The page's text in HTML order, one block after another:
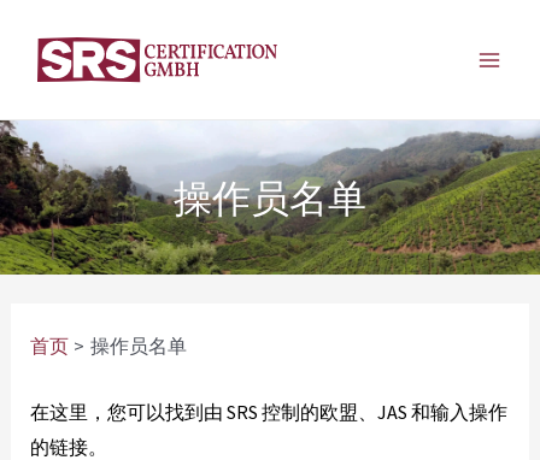
容
菜
单
操作员名单
首页 操作员名单
在这里，您可以找到由 SRS 控制的欧盟、JAS 和输入操作
的链接。